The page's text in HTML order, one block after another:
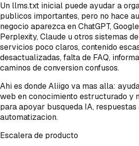
Un llms.txt inicial puede ayudar a
publicos importantes, pero no hace
negocio aparezca en ChatGPT,
Perplexity, Claude u otros sistemas
servicios poco claros, contenido
desactualizadas, falta de FAQ,
caminos de conversion confusos.
Ahi es donde Aliigo va mas alla:
web en conocimiento estructurado y
para apoyar busqueda IA,
automatizacion.
Escalera de producto